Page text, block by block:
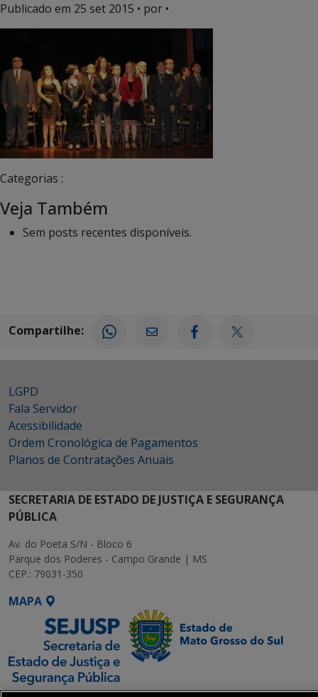
Publicado em 25 set 2015 • por •
Categorias :
Veja Também
Sem posts recentes disponíveis.
Compartilhe:
LGPD
Fala Servidor
Acessibilidade
Ordem Cronológica de Pagamentos
Planos de Contratações Anuais
SECRETARIA DE ESTADO DE JUSTIÇA E SEGURANÇA
PÚBLICA
Av. do Poeta S/N - Bloco 6
Parque dos Poderes - Campo Grande | MS
CEP.: 79031-350
MAPA